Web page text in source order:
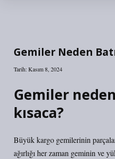
Gemiler Neden
Tarih: Kasım 8, 2024
Gemiler
kısaca?
Büyük kargo gemilerinin
ağırlığı her zaman geminin ve